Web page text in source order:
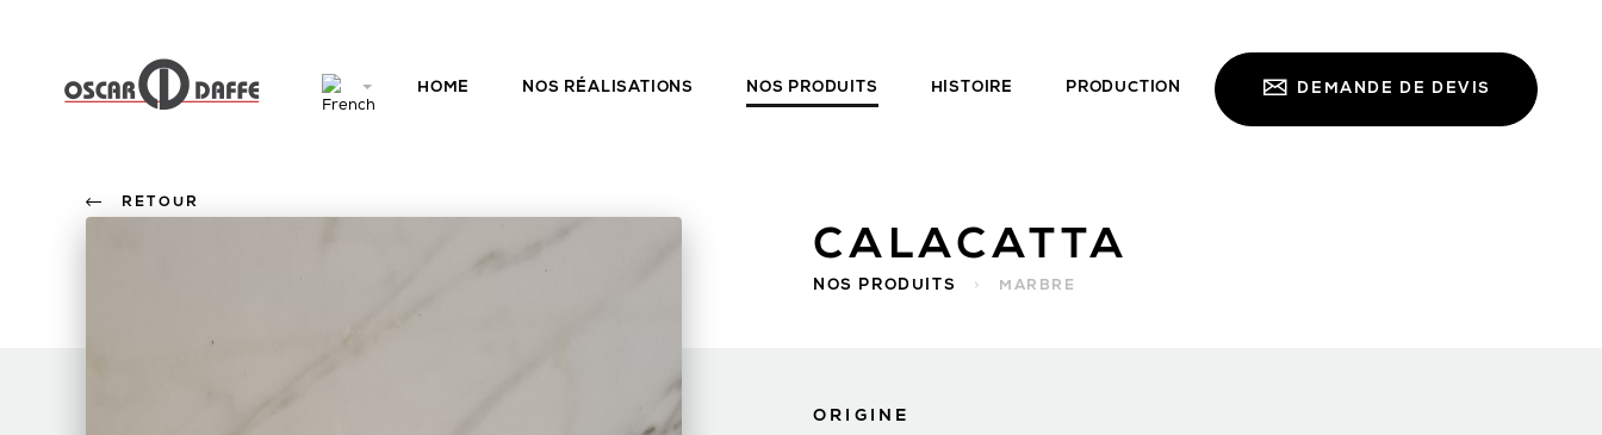
HOME NOS RÉALISATIONS NOS PRODUITS HISTOIRE PRODUCTION DEMANDE DE DEVIS
CALACATTA
NOS PRODUITS > MARBRE
RETOUR
ORIGINE